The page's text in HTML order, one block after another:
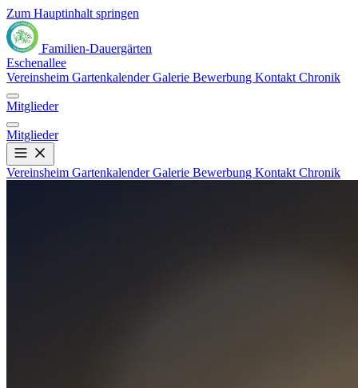
Zum Hauptinhalt springen
Familien-Dauergärten
Eschenallee
Vereinsheim GartenkalenderGalerie Bewerbung Kontakt Chronik
Mitglieder
Mitglieder
Vereinsheim GartenkalenderGalerie Bewerbung Kontakt Chronik